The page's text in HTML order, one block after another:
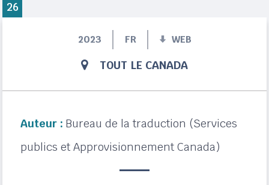
2023 FR WEB
TOUT LE CANADA
Auteur : Bureau de la traduction (Services
publics et Approvisionnement Canada)
26